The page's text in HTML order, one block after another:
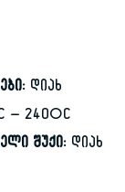
დიახ
– 240°C
შუქი:დიახ